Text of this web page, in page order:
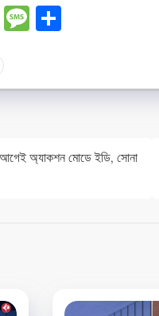
Telegram
Message
অ্যাকশন মোডে ইডি, সোনা